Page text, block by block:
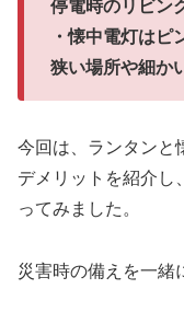
停電時のリビン
・懐中電灯はピ
狭い場所や細か
今回は、ランタンと
デメリットを紹介し
ってみました。
災害時の備えを一緒